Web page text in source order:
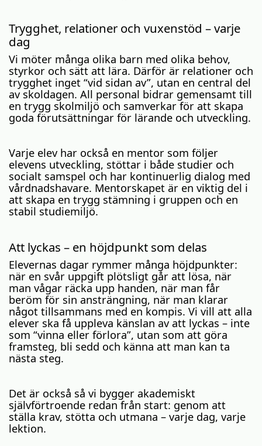
Trygghet, relationer och vuxenstöd – varje
dag
Vi möter många olika barn med olika behov,
styrkor och sätt att lära. Därför är relationer och
trygghet inget “vid sidan av”, utan en central del
av skoldagen. All personal bidrar gemensamt till
en trygg skolmiljö och samverkar för att skapa
goda förutsättningar för lärande och utveckling.
Varje elev har också en mentor som följer
elevens utveckling, stöttar i både studier och
socialt samspel och har kontinuerlig dialog med
vårdnadshavare. Mentorskapet är en viktig del i
att skapa en trygg stämning i gruppen och en
stabil studiemiljö.
Att lyckas – en höjdpunkt som delas
Elevernas dagar rymmer många höjdpunkter:
när en svår uppgift plötsligt går att lösa, när
man vågar räcka upp handen, när man får
beröm för sin ansträngning, när man klarar
något tillsammans med en kompis. Vi vill att alla
elever ska få uppleva känslan av att lyckas – inte
som “vinna eller förlora”, utan som att göra
framsteg, bli sedd och känna att man kan ta
nästa steg.
Det är också så vi bygger akademiskt
självförtroende redan från start: genom att
ställa krav, stötta och utmana – varje dag, varje
lektion.